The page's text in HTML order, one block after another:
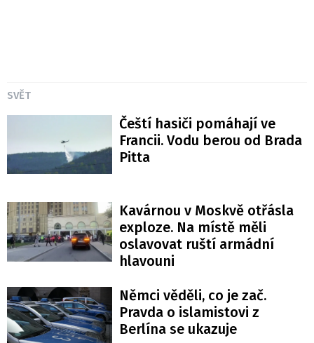
SVĚT
Čeští hasiči pomáhají ve
Francii. Vodu berou od Brada
Pitta
Kavárnou v Moskvě otřásla
exploze. Na místě měli
oslavovat ruští armádní
hlavouni
Němci věděli, co je zač.
Pravda o islamistovi z
Berlína se ukazuje